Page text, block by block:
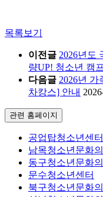
목록보기
이전글 2026년도
량UP! 청소년 캠
다음글 2026년
차캉스] 안내
관련 홈페이지
공업탑청소년센터
남목청소년문화
동구청소년문화
문수청소년센터
북구청소년문화